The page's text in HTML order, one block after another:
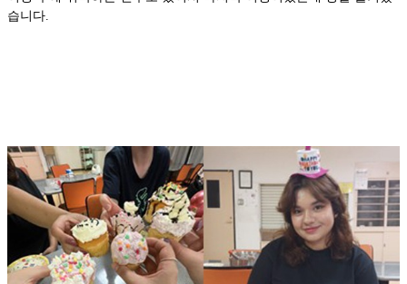
습니다.